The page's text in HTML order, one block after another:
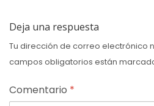
Deja una respuesta
Tu dirección de correo electrónico
campos obligatorios están
Comentario *